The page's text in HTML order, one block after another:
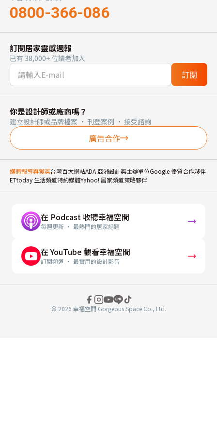
0800-366-086
訂閱居家靈感週報
已有 38,000+ 位讀者加入
訂閱
你是設計師或廠商嗎？
建立設計師或品牌檔案 · 刊登案例 · 接受諮詢
廣告合作
媒體報導與獲獎台灣百大網站ADA 亞洲設計獎主辦單位Google 優質合作夥伴
ETtoday 生活頻道特約媒體Yahoo! 居家頻道策略夥伴
在 Podcast 收聽幸福空間
每週更新 · 最熱門的居家話題
在 YouTube 觀看幸福空間
訂閱頻道 · 最實用的設計影音
© 2026 幸福空間 Gorgeous Space Co., Ltd.